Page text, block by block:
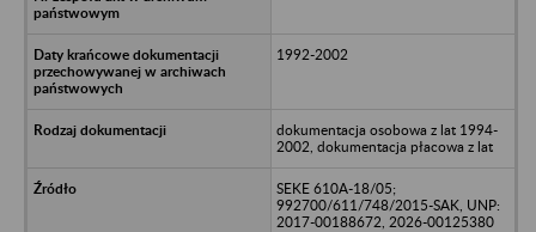
1992-2002
dokumentacja osobowa z lat 1994-
2002, dokumentacja płacowa z lat
SEKE 610A-18/05;
992700/611/748/2015-SAK, UNP:
2017-00188672, 2026-00125380